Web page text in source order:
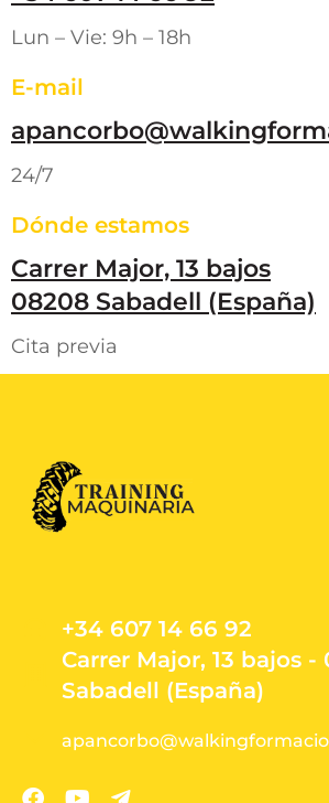
Lun – Vie: 9h – 18h
E-mail
24/7
Dónde estamos
Carrer Major, 13 bajos
08208 Sabadell (España)
Cita previa
+34 607 14 66 92
Carrer Major, 13 bajos -
Sabadell (España)